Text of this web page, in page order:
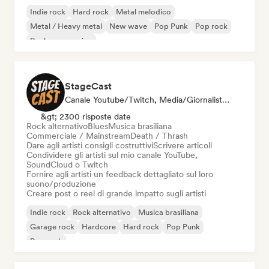
Indie rock Hard rock
Metal melodico
Metal / Heavy metal
New wave Pop Punk
Pop rock
Rock progressivo
StageCast
Canale Youtube/Twitch, Media/Giornalista, Mentore, Social Media Influencer, Esperto Del Suono
&gt; 2300 risposte date
Rock alternativoBluesMusica brasiliana
Commerciale / MainstreamDeath / Thrash
Dare agli artisti consigli costruttiviScrivere articoli
Condividere gli artisti sul mio canale YouTube,
SoundCloud o Twitch
Fornire agli artisti un feedback dettagliato sul loro
suono/produzione
Creare post o reel di grande impatto sugli artisti
Indie rock Rock alternativo
Musica brasiliana
Garage rock
Hardcore Hard rock
Pop Punk
Pop rock